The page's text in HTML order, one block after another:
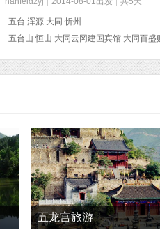
五台 浑源 大同 忻州
五龙宫旅游